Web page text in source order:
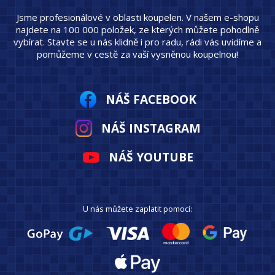
Jsme profesionálové v oblasti koupelen. V našem e-shopu
najdete na 100 000 položek, ze kterých můžete pohodlně
vybírat. Stavte se u nás klidně i pro radu, rádi vás uvidíme a
pomůžeme v cestě za vaší vysněnou koupelnou!
NÁŠ FACEBOOK
NÁŠ INSTAGRAM
NÁŠ YOUTUBE
U nás můžete zaplatit pomocí: